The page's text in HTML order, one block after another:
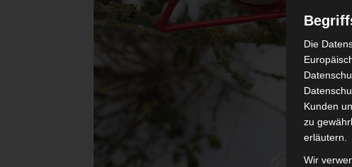
Die
Kunden
zu
erläutern.
Wir